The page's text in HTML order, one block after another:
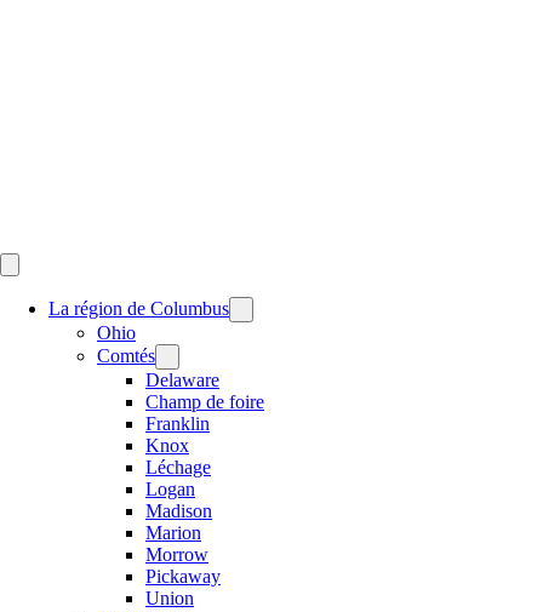
La région de Columbus
Ohio
Comtés
Delaware
Champ de foire
Franklin
Knox
Léchage
Logan
Madison
Marion
Morrow
Pickaway
Union